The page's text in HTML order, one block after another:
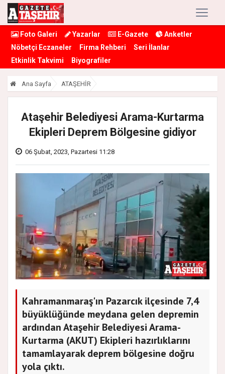
Foto Galeri Yazarlar E-Gazete
Anketler
Nöbetçi Eczaneler
Firma Rehberi
Seri İlanlar
Etkinlik Takvimi
Biyografiler
Ana Sayfa ATAŞEHİR
Ataşehir Belediyesi Arama-Kurtarma
Ekipleri Deprem Bölgesine gidiyor
06 Şubat, 2023, Pazartesi 11:28
Kahramanmaraş'ın Pazarcık ilçesinde 7,4
büyüklüğünde meydana gelen depremin
ardından Ataşehir Belediyesi Arama-
Kurtarma (AKUT) Ekipleri hazırlıklarını
tamamlayarak deprem bölgesine doğru
yola çıktı.